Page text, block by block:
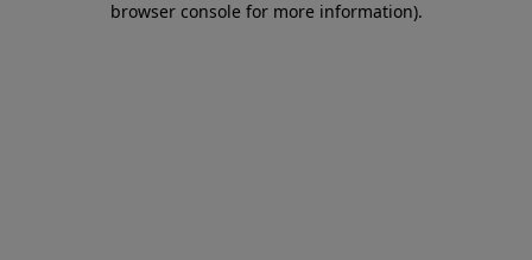
browser console for more information).